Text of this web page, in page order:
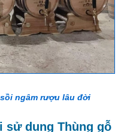
ngâm rượu lâu đời
sử dụng Thùng gỗ